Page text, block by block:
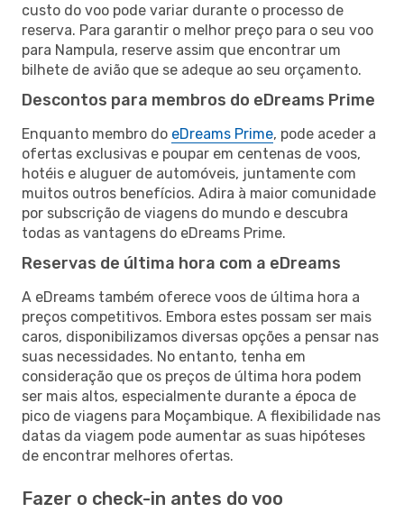
custo do voo pode variar durante o processo de
reserva. Para garantir o melhor preço para o seu voo
para Nampula, reserve assim que encontrar um
bilhete de avião que se adeque ao seu orçamento.
Descontos para membros do eDreams Prime
Enquanto membro do eDreams Prime, pode aceder a
ofertas exclusivas e poupar em centenas de voos,
hotéis e aluguer de automóveis, juntamente com
muitos outros benefícios. Adira à maior comunidade
por subscrição de viagens do mundo e descubra
todas as vantagens do eDreams Prime.
Reservas de última hora com a eDreams
A eDreams também oferece voos de última hora a
preços competitivos. Embora estes possam ser mais
caros, disponibilizamos diversas opções a pensar nas
suas necessidades. No entanto, tenha em
consideração que os preços de última hora podem
ser mais altos, especialmente durante a época de
pico de viagens para Moçambique. A flexibilidade nas
datas da viagem pode aumentar as suas hipóteses
de encontrar melhores ofertas.
Fazer o check-in antes do voo